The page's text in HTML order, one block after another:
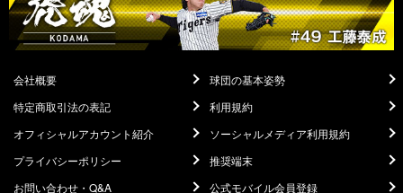
会社概要
球団の基本姿勢
特定商取引法の表記
利用規約
オフィシャルアカウント紹介
ソーシャルメディア利用規約
プライバシーポリシー
推奨端末
お問い合わせ・Q&A
公式モバイル会員登録